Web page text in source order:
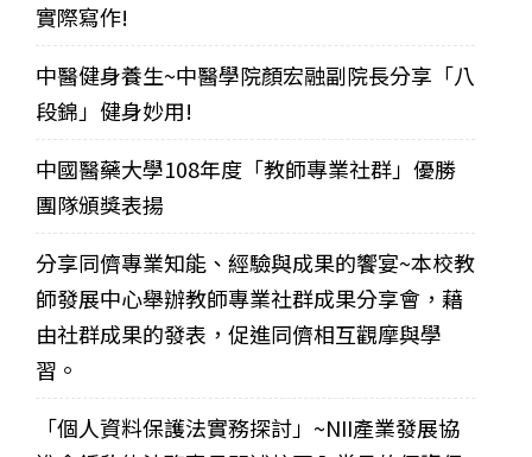
實際寫作!
中醫健身養生~中醫學院顏宏融副院長分享「八
段錦」健身妙用!
中國醫藥大學108年度「教師專業社群」優勝
團隊頒獎表揚
分享同儕專業知能、經驗與成果的饗宴~本校教
師發展中心舉辦教師專業社群成果分享會，藉
由社群成果的發表，促進同儕相互觀摩與學
習。
「個人資料保護法實務探討」~NII產業發展協